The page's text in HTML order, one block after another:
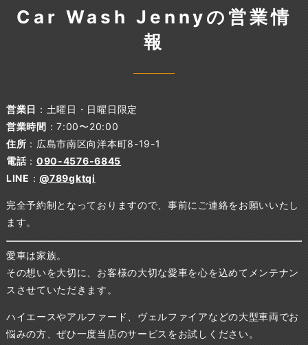
Car Wash Jennyの営業情
報
営業日 ：土曜日・日曜日限定
営業時間 ：7:00〜20:00
住所 ：広島市南区向洋本町8-19-1
電話： 090-4576-6845
LINE ：@789gktqi
完全予約制となっておりますので、事前にご連絡をお願いいたし
ます。
愛車は家族。
その想いを大切に、お客様の大切な愛車を心を込めてメンテナン
スさせていただきます。
ハイエースやアルファード、ヴェルファイアなどの大型車両でお
悩みの方、ぜひ一度当店のサービスをお試しください。